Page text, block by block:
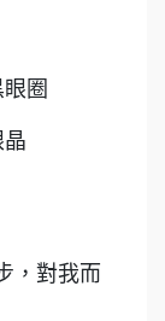
圈
，對我而